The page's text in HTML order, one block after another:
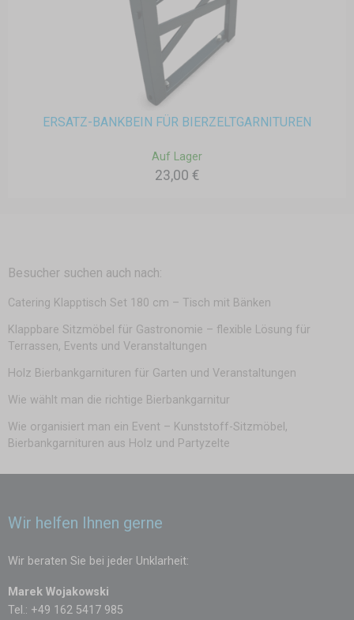
ERSATZ-BANKBEIN FÜR BIERZELTGARNITUREN
Auf Lager
23,00 €
Besucher suchen auch nach:
Catering Klapptisch Set 180 cm – Tisch mit Bänken
Klappbare Sitzmöbel für Gastronomie – flexible Lösung für
Terrassen, Events und Veranstaltungen
Holz Bierbankgarnituren für Garten und Veranstaltungen
Wie wählt man die richtige Bierbankgarnitur
Wie organisiert man ein Event – Kunststoff-Sitzmöbel,
Bierbankgarnituren aus Holz und Partyzelte
Wir helfen Ihnen gerne
Wir beraten Sie bei jeder Unklarheit:
Marek Wojakowski
Tel.: +49 162 5417 985